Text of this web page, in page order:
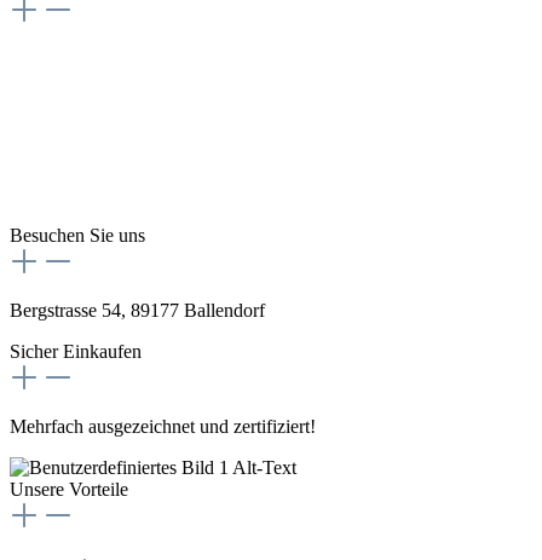
Besuchen Sie uns
Bergstrasse 54, 89177 Ballendorf
Sicher Einkaufen
Mehrfach ausgezeichnet und zertifiziert!
Unsere Vorteile